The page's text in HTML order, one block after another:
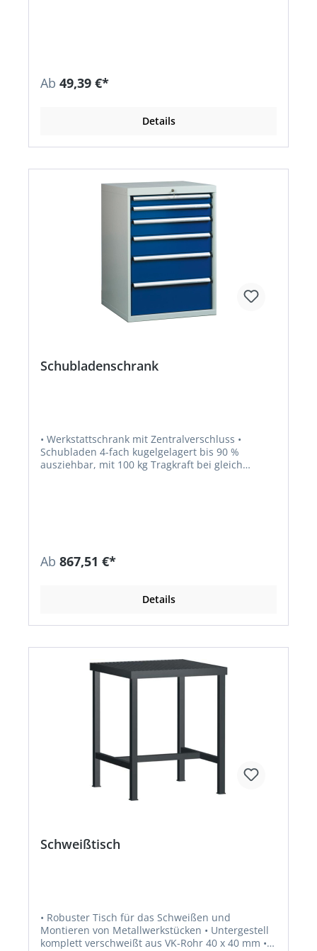
Ab 49,39 €*
Details
Schubladenschrank
• Werkstattschrank mit Zentralverschluss •
Schubladen 4-fach kugelgelagert bis 90 %
ausziehbar, mit 100 kg Tragkraft bei gleich
Ab 867,51 €*
Details
Schweißtisch
• Robuster Tisch für das Schweißen und
Montieren von Metallwerkstücken • Untergestell
komplett verschweißt aus VK-Rohr 40 x 40 mm •